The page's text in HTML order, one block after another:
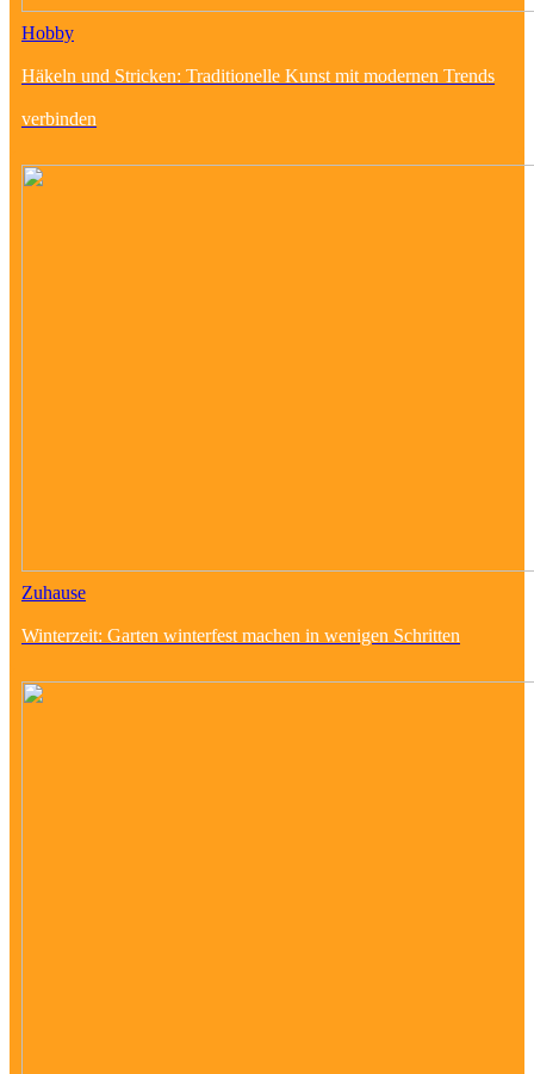
Hobby
Häkeln und Stricken: Traditionelle Kunst mit modernen Trends
verbinden
Zuhause
Winterzeit: Garten winterfest machen in wenigen Schritten